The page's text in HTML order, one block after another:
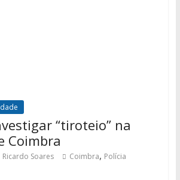
“tiroteio” na
Coimbra
Ricardo Soares Coimbra, Polícia